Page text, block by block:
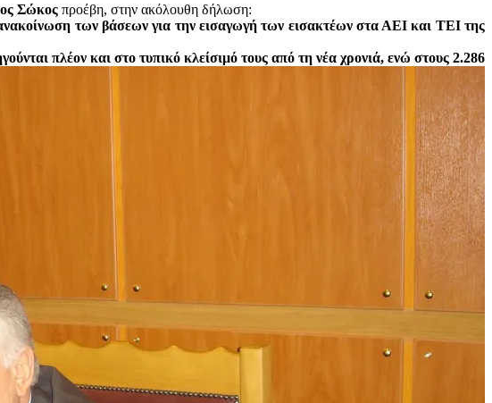
Σώκος προέβη, στην ακόλουθη δήλωση:
των βάσεων για την εισαγωγή των εισακτέων στα ΑΕΙ και ΤΕΙ της
πλέον και στο τυπικό κλείσιμό τους από τη νέα χρονιά, ενώ στους 2.286